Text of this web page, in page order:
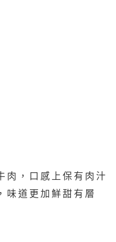
肉，口感上保有肉汁
味道更加鮮甜有層